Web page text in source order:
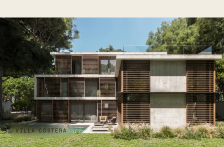
VILLA COSTERA